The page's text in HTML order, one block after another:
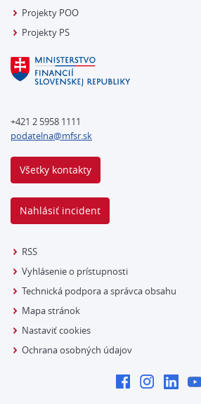
Projekty POO
Projekty PS
+421 2 5958 1111
podatelna@mfsr.sk
Všetky kontakty
Nahlásiť incident
RSS
Vyhlásenie o prístupnosti
Technická podpora a správca obsahu
Mapa stránok
Nastaviť cookies
Ochrana osobných údajov